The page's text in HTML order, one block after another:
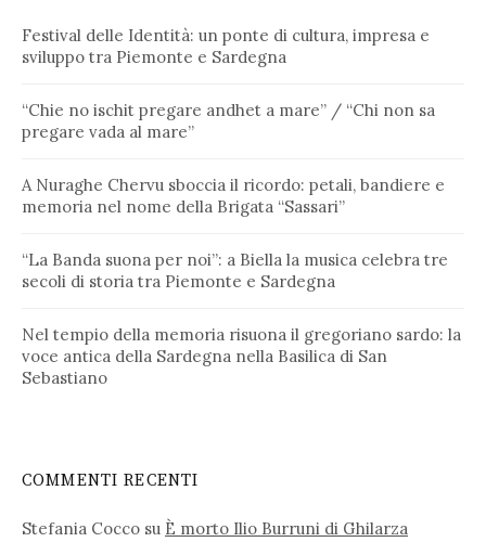
Festival delle Identità: un ponte di cultura, impresa e
sviluppo tra Piemonte e Sardegna
“Chie no ischit pregare andhet a mare” / “Chi non sa
pregare vada al mare”
A Nuraghe Chervu sboccia il ricordo: petali, bandiere e
memoria nel nome della Brigata “Sassari”
“La Banda suona per noi”: a Biella la musica celebra tre
secoli di storia tra Piemonte e Sardegna
Nel tempio della memoria risuona il gregoriano sardo: la
voce antica della Sardegna nella Basilica di San
Sebastiano
COMMENTI RECENTI
Stefania Cocco su È morto Ilio Burruni di Ghilarza